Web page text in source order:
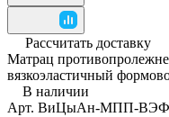
Рассчитать доставку
Матрац
вязкоэластичный
В наличии
Арт. ВиЦыАн-МПП-